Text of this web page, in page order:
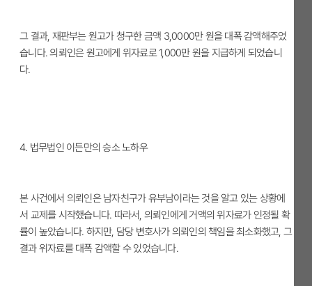
그 결과, 재판부는 원고가 청구한 금액 3,0000만 원을 대폭 감액해주었
습니다. 의뢰인은 원고에게 위자료로 1,000만 원을 지급하게 되었습니
다.
4. 법무법인 이든만의 승소 노하우
본 사건에서 의뢰인은 남자친구가 유부남이라는 것을 알고 있는 상황에
서 교제를 시작했습니다. 따라서, 의뢰인에게 거액의 위자료가 인정될 확
률이 높았습니다. 하지만, 담당 변호사가 의뢰인의 책임을 최소화했고, 그
결과 위자료를 대폭 감액할 수 있었습니다.